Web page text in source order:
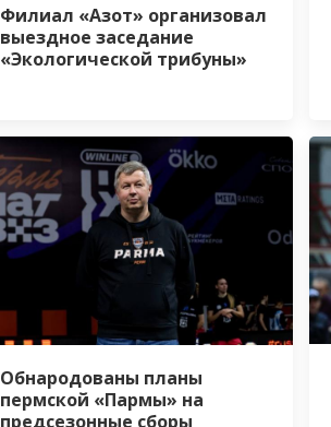
Филиал «Азот» организовал
выездное заседание
«Экологической трибуны»
Обнародованы планы
пермской «Пармы» на
предсезонные сборы